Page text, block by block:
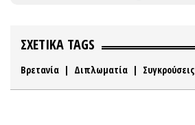
ΣΧΕΤΙΚΑ TAGS
Βρετανία | Διπλωματία | Συγκρούσεις